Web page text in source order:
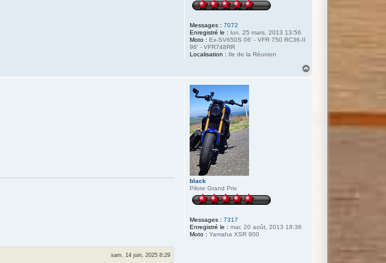
Messages : 7072
Enregistré le : lun. 25 mars, 2013 13:56
Moto : Ex-SV650S 06' - VFR 750 RC36-II
96' - VFR748RR
Localisation : Ile de la Réunion
black
Pilote Grand Prix
Messages : 7317
Enregistré le : mar. 20 août, 2013 18:36
Moto : Yamaha XSR 900
sam. 14 juin, 2025 8:29